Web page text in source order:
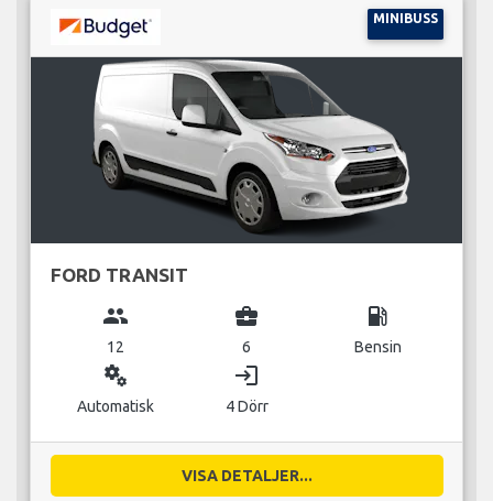
MINIBUSS
FORD TRANSIT
group
12
business_center
6
local_gas_station
Bensin
miscellaneous_services
Automatisk
login
4 Dörr
VISA DETALJER...